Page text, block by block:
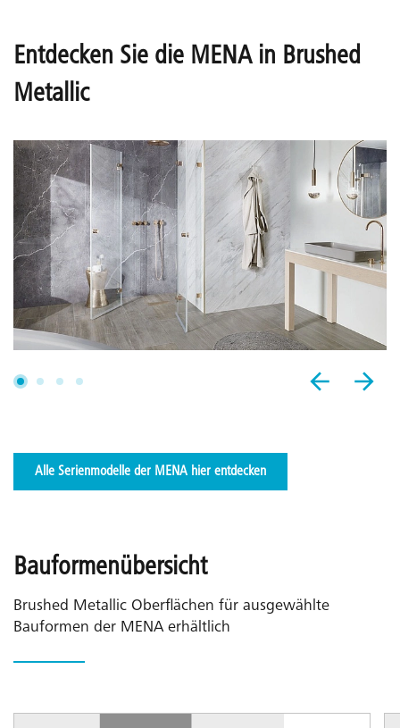
Entdecken Sie die MENA in Brushed
Metallic
Alle Serienmodelle der MENA hier entdecken
Bauformenübersicht
Brushed Metallic Oberflächen für ausgewählte
Bauformen der MENA erhältlich